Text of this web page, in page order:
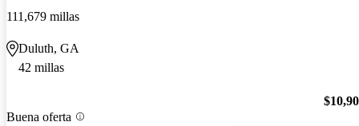
111,679 millas
Duluth, GA
42 millas
Buena oferta